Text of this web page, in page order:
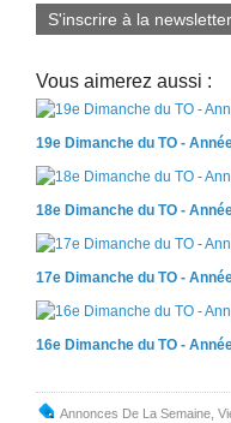
S'inscrire à la newsletter
Vous aimerez aussi :
19e Dimanche du TO -
18e Dimanche du TO -
17e Dimanche du TO -
16e Dimanche du TO -
Annonces De La Semaine